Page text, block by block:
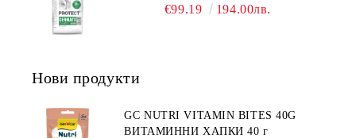
ГОДИНА, С ПИЛЕ. БЕЗ ЗЪРНО, БЕЗ
ДИЕТИЧНА ХРАНА ЗА КУЧЕТА
ЗАГУБА НА КОЗИНА".
НЕПОНОСИМОСТТА КЪМ НЯКОИ
СЪСТАВКИ И ХРАНИ
€99.19 194.00лв.
Нови продукти
GC NUTRI VITAMIN BITES 40G
ВИТАМИННИ ХАПКИ 40 г